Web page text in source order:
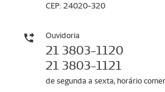
CEP: 24020-320
Ouvidoria
21 3803-1120
21 3803-1121
de segunda a sexta, horário